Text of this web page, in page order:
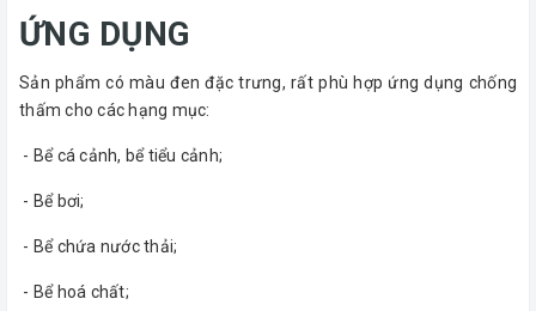
ỨNG DỤNG
Sản phẩm có màu đen đặc trưng, rất phù hợp ứng dụng chống
thấm cho các hạng mục:
- Bể cá cảnh, bể tiểu cảnh;
- Bể bơi;
- Bể chứa nước thải;
- Bể hoá chất;